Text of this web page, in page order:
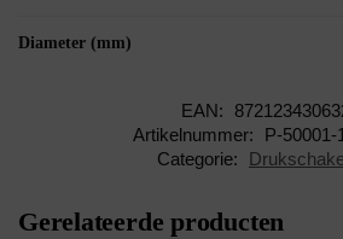
Diameter (mm)
EAN:
Artikelnummer:
P-50001-
Categorie:
Gerelateerde producten